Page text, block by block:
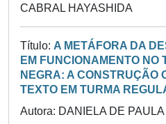
CABRAL HAYASHIDA
Título: A METÁFORA DA
EM FUNCIONAMENTO NO
NEGRA: A CONSTRUÇÃO
TEXTO EM TURMA
Autora: DANIELA DE